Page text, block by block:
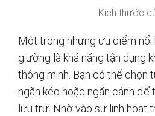
Kích thước
Một trong những ưu điểm nổi
giường là khả năng tận dụng
thông minh. Bạn có thể chọn
ngăn kéo hoặc ngăn cánh để
lưu trữ. Nhờ vào sự linh hoạt